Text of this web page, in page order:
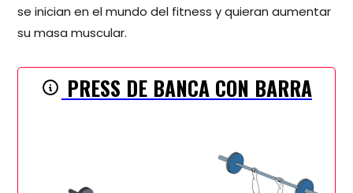
se inician en el mundo del fitness y quieran aumentar
su masa muscular.
PRESS DE BANCA CON BARRA